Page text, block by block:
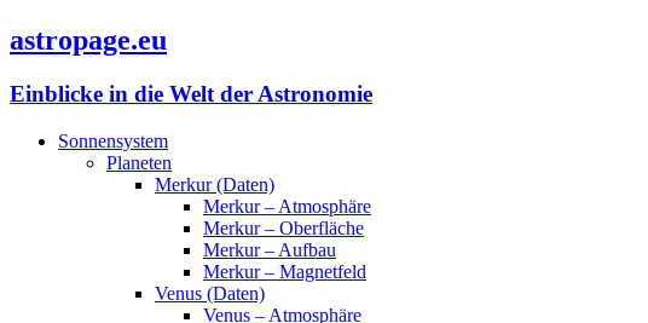
astropage.eu
Einblicke in die Welt der Astronomie
Sonnensystem
Planeten
Merkur (Daten)
Merkur – Atmosphäre
Merkur – Oberfläche
Merkur – Aufbau
Merkur – Magnetfeld
Venus (Daten)
Venus – Atmosphäre